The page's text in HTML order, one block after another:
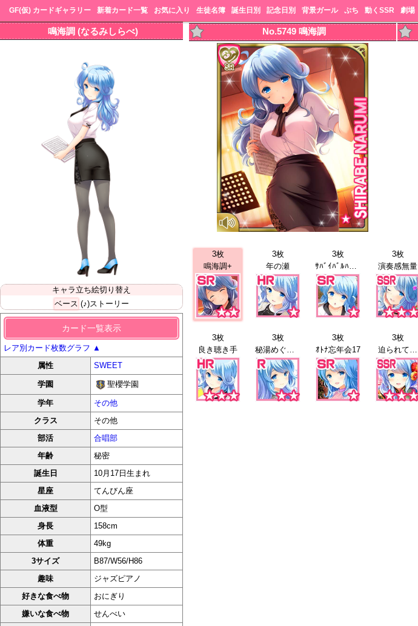
GF(仮) カードギャラリー 新着カード一覧 お気に入り 生徒名簿 誕生日別 記念日別 背景ガール ぷち 動くSSR 劇場
No.5749 鳴海調
3枚
鳴海調+
3枚
年の瀬
3枚
ｻﾊﾞｲﾊﾞﾙﾊﾞﾄﾙ
3枚
演奏感無量
3枚
良き聴き手
3枚
秘湯めぐり17
3枚
ｵﾄﾅ忘年会17
3枚
迫られて…
鳴海調 (なるみしらべ)
キャラ立ち絵切り替え
ベース (♪)ストーリー
カード一覧表示
レア別カード枚数グラフ ▲
属性
SWEET
学園 聖櫻学園
学年
その他
クラス
その他
部活
合唱部
年齢
秘密
誕生日
10月17日生まれ
星座
てんびん座
血液型
O型
身長
158cm
体重
49kg
3サイズ
B87/W56/H86
趣味
ジャズピアノ
好きな食べ物
おにぎり
嫌いな食べ物
せんべい